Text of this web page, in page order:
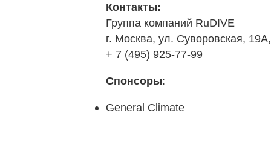
Контакты:
Группа компаний RuDIVE
г. Москва, ул. Суворовская,
+ 7 (495) 925-77-99
Спонсоры:
General Climate